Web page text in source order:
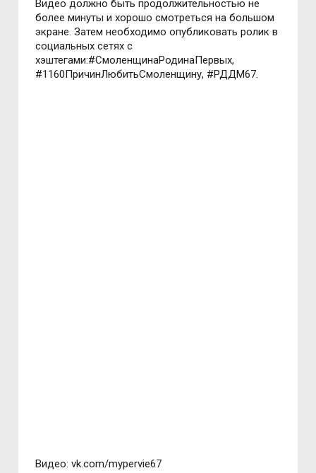
Видео должно быть продолжительностью не
более минуты и хорошо смотреться на большом
экране. Затем необходимо опубликовать ролик в
социальных сетях с
хэштегами:#СмоленщинаРодинаПервых,
#1160ПричинЛюбитьСмоленщину, #РДДМ67.
Видео: vk.com/mypervie67